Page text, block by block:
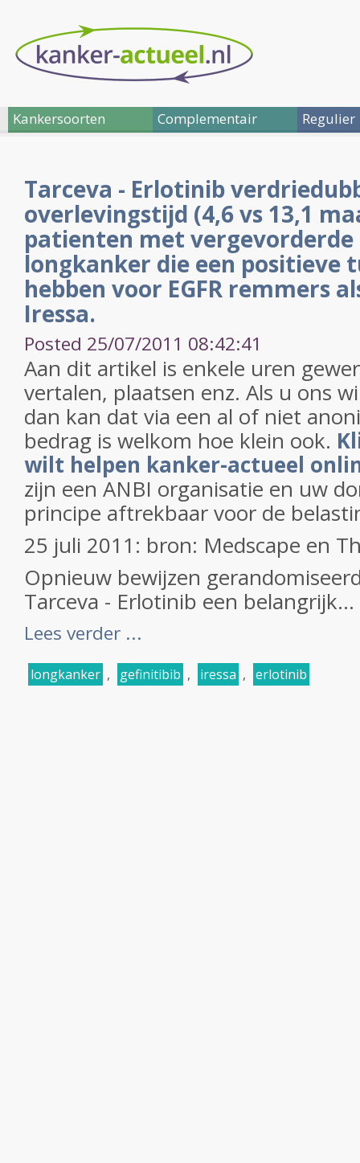
Kankersoorten Complementair Regulier
Tarceva - Erlotinib
overlevingstijd (4,6 vs 13,1
patienten met
longkanker die een positieve
hebben voor EGFR remmers
Iressa.
Posted 25/07/2011 08:42:41
Aan dit artikel is enkele uren
vertalen, plaatsen enz. Als u ons
dan kan dat via een al of niet
bedrag is welkom hoe klein ook.
wilt helpen kanker-actueel
zijn een ANBI organisatie en uw
principe aftrekbaar voor de
25 juli 2011: bron: Medscape en
Opnieuw bewijzen
Tarceva - Erlotinib een belangrijk...
Lees verder ...
longkanker , gefinitibib , iressa , erlotinib